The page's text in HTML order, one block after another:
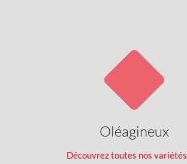
Oléagineux
Découvrez toutes nos variétés